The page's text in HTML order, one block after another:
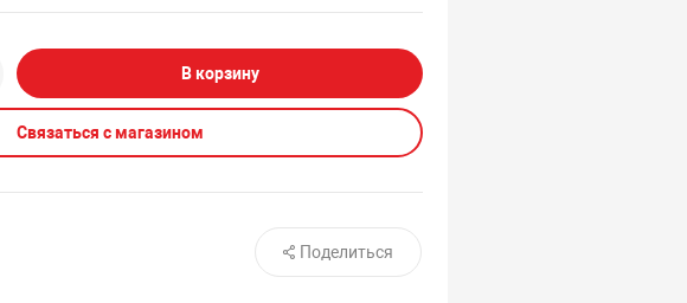
В корзину
Связаться с магазином
Поделиться